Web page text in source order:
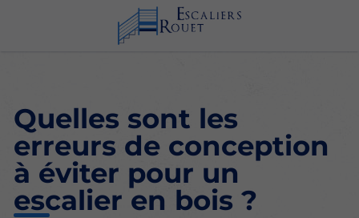
Quelles sont les
erreurs de conception
à éviter pour un
escalier en bois ?